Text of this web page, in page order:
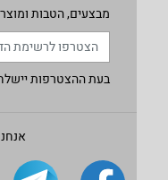
מבצעים, הטבות
בעת ההצטרפות